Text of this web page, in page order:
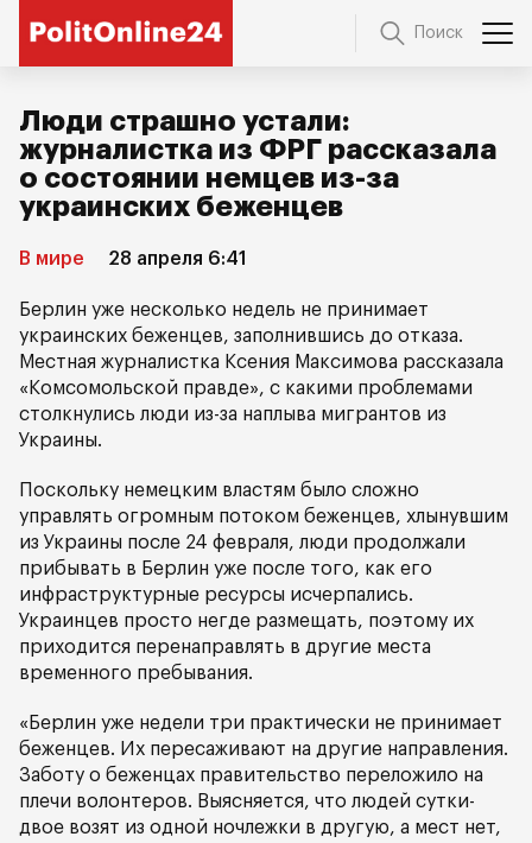
Поиск
Люди страшно устали:
журналистка из ФРГ рассказала
о состоянии немцев из-за
украинских беженцев
В мире 28 апреля 6:41
Берлин уже несколько недель не принимает
украинских беженцев, заполнившись до отказа.
Местная журналистка Ксения Максимова рассказала
«Комсомольской правде», с какими проблемами
столкнулись люди из-за наплыва мигрантов из
Украины.
Поскольку немецким властям было сложно
управлять огромным потоком беженцев, хлынувшим
из Украины после 24 февраля, люди продолжали
прибывать в Берлин уже после того, как его
инфраструктурные ресурсы исчерпались.
Украинцев просто негде размещать, поэтому их
приходится перенаправлять в другие места
временного пребывания.
«Берлин уже недели три практически не принимает
беженцев. Их пересаживают на другие направления.
Заботу о беженцах правительство переложило на
плечи волонтеров. Выясняется, что людей сутки-
двое возят из одной ночлежки в другую, а мест нет,